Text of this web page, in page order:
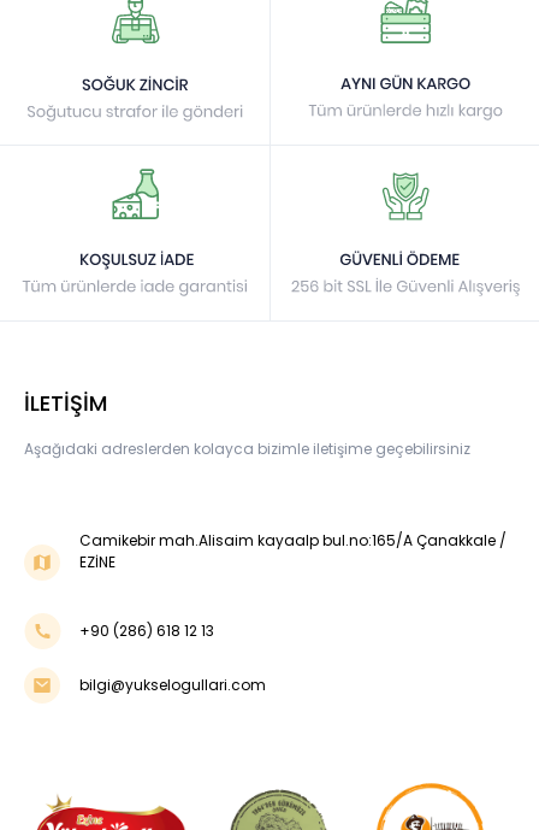
İLETİŞİM
Aşağıdaki adreslerden kolayca bizimle iletişime geçebilirsiniz
Camikebir mah.Alisaim kayaalp bul.no:165/A Çanakkale /
EZİNE
+90 (286) 618 12 13
bilgi@yukselogullari.com